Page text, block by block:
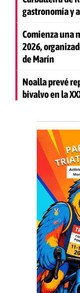
gastronomía y
Comienza una
2026,
de Marín
Noalla prevé
bivalvo en la